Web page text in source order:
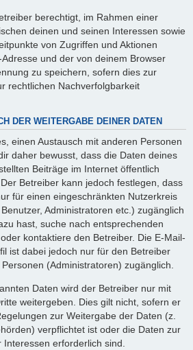
berechtigt, im Rahmen einer
deinen und seinen Interessen sowie
von Zugriffen und Aktionen
und der von deinem Browser
zu speichern, sofern dies zur
rechtlichen Nachverfolgbarkeit
DER WEITERGABE DEINER DATEN
einen Austausch mit anderen Personen
daher bewusst, dass die Daten deines
Beiträge im Internet öffentlich
Betreiber kann jedoch festlegen, dass
für einen eingeschränkten Nutzerkreis
Administratoren etc.) zugänglich
hast, suche nach entsprechenden
kontaktiere den Betreiber. Die E-Mail-
ist dabei jedoch nur für den Betreiber
(Administratoren) zugänglich.
Daten wird der Betreiber nur mit
weitergeben. Dies gilt nicht, sofern er
zur Weitergabe der Daten (z.
verpflichtet ist oder die Daten zur
erforderlich sind.